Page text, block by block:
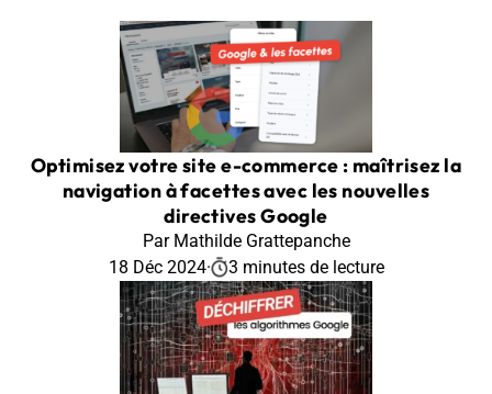
Optimisez votre site e-commerce : maîtrisez la
navigation à facettes avec les nouvelles
directives Google
Par Mathilde Grattepanche
18 Déc 2024· 3 minutes de lecture